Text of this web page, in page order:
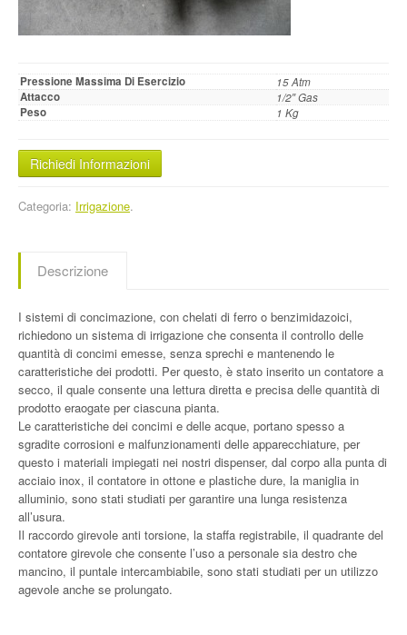
Pressione Massima Di Esercizio 15 Atm
Attacco 1/2″ Gas
Peso 1 Kg
Richiedi Informazioni
Categoria: Irrigazione.
Descrizione
I sistemi di concimazione, con chelati di ferro o benzimidazoici,
richiedono un sistema di irrigazione che consenta il controllo delle
quantità di concimi emesse, senza sprechi e mantenendo le
caratteristiche dei prodotti. Per questo, è stato inserito un contatore a
secco, il quale consente una lettura diretta e precisa delle quantità di
prodotto eraogate per ciascuna pianta.
Le caratteristiche dei concimi e delle acque, portano spesso a
sgradite corrosioni e malfunzionamenti delle apparecchiature, per
questo i materiali impiegati nei nostri dispenser, dal corpo alla punta di
acciaio inox, il contatore in ottone e plastiche dure, la maniglia in
alluminio, sono stati studiati per garantire una lunga resistenza
all’usura.
Il raccordo girevole anti torsione, la staffa registrabile, il quadrante del
contatore girevole che consente l’uso a personale sia destro che
mancino, il puntale intercambiabile, sono stati studiati per un utilizzo
agevole anche se prolungato.